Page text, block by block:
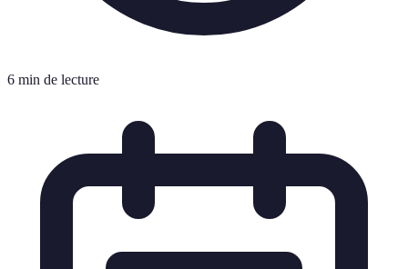
6 min de lecture